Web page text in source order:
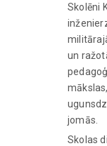
Skolēni
un
jomās.
Skolas